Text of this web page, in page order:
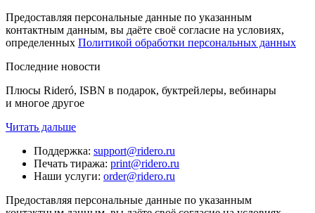
Предоставляя персональные данные по указанным
контактным данным, вы даёте своё согласие на условиях,
определенных Политикой обработки персональных данных
Последние новости
Плюсы Rideró, ISBN в подарок, буктрейлеры, вебинары
и многое другое
Читать дальше
Поддержка: support@ridero.ru
Печать тиража: print@ridero.ru
Наши услуги: order@ridero.ru
Предоставляя персональные данные по указанным